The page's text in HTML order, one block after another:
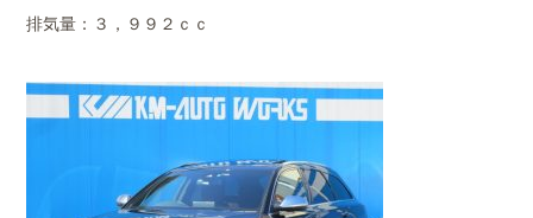
排気量：３，９９２ｃｃ